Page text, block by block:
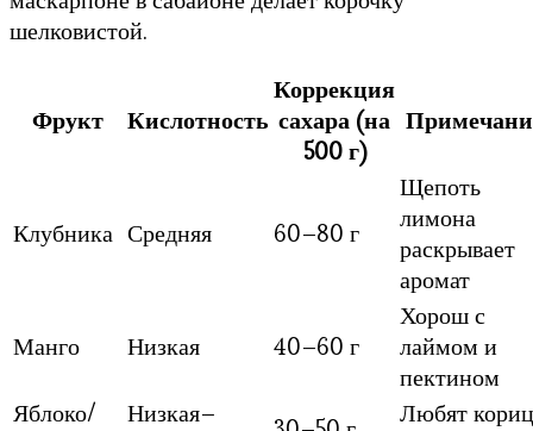
шелковистой.
Фрукт Кислотность
Коррекция
сахара (на
500 г)
Клубника Средняя 60–80 г
Щепоть
лимона
раскрывает
аромат
Манго Низкая 40–60 г
Хорош с
лаймом и
пектином
Яблоко/
Низкая–
Любят